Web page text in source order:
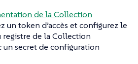
de la Collection
un token d’accès et configurez le
de la Collection
un secret de configuration